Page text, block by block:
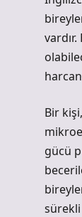
Bir
gücü